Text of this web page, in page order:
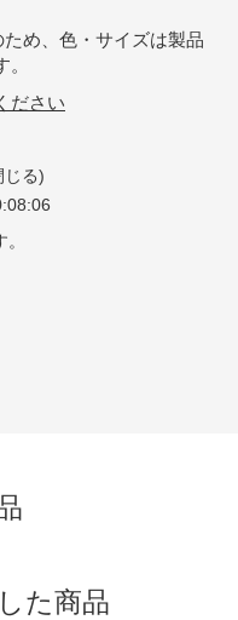
め、色・サイズは製品
ださい
る)
た商品